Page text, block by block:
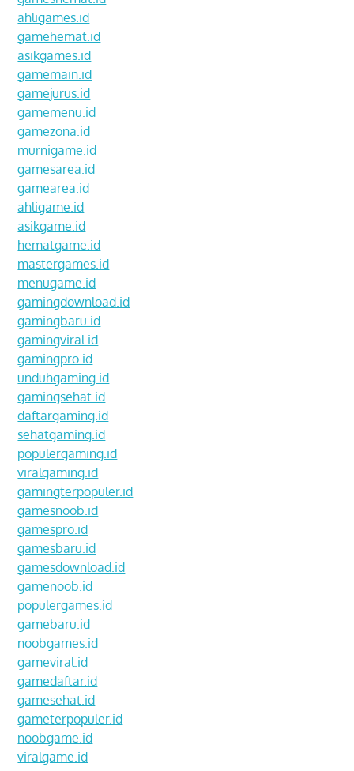
ahligames.id
gamehemat.id
asikgames.id
gamemain.id
gamejurus.id
gamemenu.id
gamezona.id
murnigame.id
gamesarea.id
gamearea.id
ahligame.id
asikgame.id
hematgame.id
mastergames.id
menugame.id
gamingdownload.id
gamingbaru.id
gamingviral.id
gamingpro.id
unduhgaming.id
gamingsehat.id
daftargaming.id
sehatgaming.id
populergaming.id
viralgaming.id
gamingterpopuler.id
gamesnoob.id
gamespro.id
gamesbaru.id
gamesdownload.id
gamenoob.id
populergames.id
gamebaru.id
noobgames.id
gameviral.id
gamedaftar.id
gamesehat.id
gameterpopuler.id
noobgame.id
viralgame.id